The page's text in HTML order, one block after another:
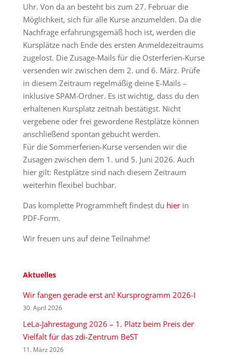
Uhr. Von da an besteht bis zum 27. Februar die
Möglichkeit, sich für alle Kurse anzumelden. Da die
Nachfrage erfahrungsgemäß hoch ist, werden die
Kursplätze nach Ende des ersten Anmeldezeitraums
zugelost. Die Zusage-Mails für die Osterferien-Kurse
versenden wir zwischen dem 2. und 6. März. Prüfe
in diesem Zeitraum regelmäßig deine E-Mails –
inklusive SPAM-Ordner. Es ist wichtig, dass du den
erhaltenen Kursplatz zeitnah bestätigst. Nicht
vergebene oder frei gewordene Restplätze können
anschließend spontan gebucht werden.
Für die Sommerferien-Kurse versenden wir die
Zusagen zwischen dem 1. und 5. Juni 2026. Auch
hier gilt: Restplätze sind nach diesem Zeitraum
weiterhin flexibel buchbar.
Das komplette Programmheft findest du hierin
PDF-Form.
Wir freuen uns auf deine Teilnahme!
Aktuelles
Wir fangen gerade erst an! Kursprogramm 2026-I
30. April 2026
LeLa-Jahrestagung 2026 – 1. Platz beim Preis der
Vielfalt für das zdi-Zentrum BeST
11. März 2026